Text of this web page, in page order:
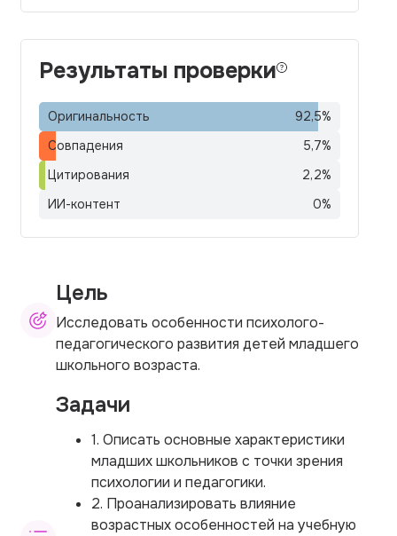
Результаты проверки
Оригинальность 92,5%
Совпадения
5,7%
Цитирования
2,2%
ИИ-контент
0%
Цель
Исследовать особенности психолого-
педагогического развития детей младшего
школьного возраста.
Задачи
1. Описать основные характеристики
младших школьников с точки зрения
психологии и педагогики.
2. Проанализировать влияние
возрастных особенностей на учебную